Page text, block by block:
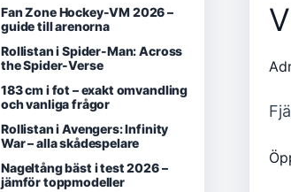
Fan Zone Hockey-VM 2026 –
guide till arenorna
Rollistan i Spider-Man: Across
the Spider-Verse
183 cm i fot – exakt omvandling
och vanliga frågor
Rollistan i Avengers: Infinity
War – alla skådespelare
Nageltång bäst i test 2026 –
jämför toppmodeller